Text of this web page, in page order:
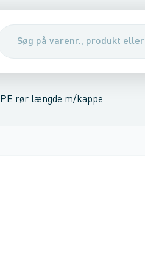
flangerVentiler & pumper
fittings, messing
PE rør længde m/kappe
u/kappe